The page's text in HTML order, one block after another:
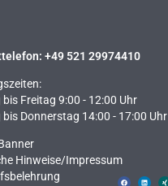
+49 521 29974410
Freitag 9:00 - 12:00 Uhr
Donnerstag 14:00 - 17:00 Uhr
Hinweise​/Impressum
a
i
i